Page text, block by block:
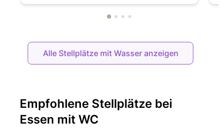
Alle Stellplätze mit Wasser anzeigen
Empfohlene Stellplätze bei
Essen mit WC